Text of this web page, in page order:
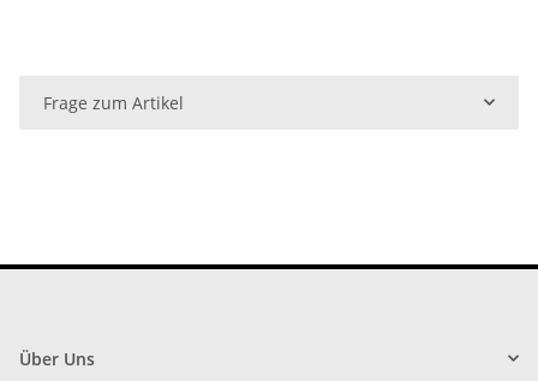
Frage zum Artikel
Über Uns